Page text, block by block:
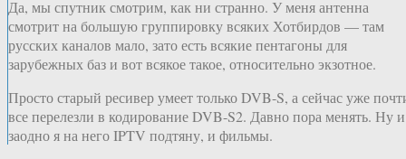
Да, мы спутник смотрим, как ни странно. У меня антенна
смотрит на большую группировку всяких Хотбирдов — там
русских каналов мало, зато есть всякие пентагоны для
зарубежных баз и вот всякое такое, относительно экзотное.
Просто старый ресивер умеет только DVB-S, а сейчас уже
все перелезли в кодирование DVB-S2. Давно пора менять. Ну и
заодно я на него IPTV подтяну, и фильмы.